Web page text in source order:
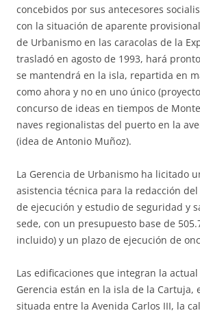
concebidos por sus antecesores
con la situación de aparente
de Urbanismo en las caracolas de la
trasladó en agosto de 1993, hará
se mantendrá en la isla, repartida en
como ahora y no en uno único
concurso de ideas en tiempos de
naves regionalistas del puerto en la
(idea de Antonio Muñoz).
La Gerencia de Urbanismo ha licitado
asistencia técnica para la redacción
de ejecución y estudio de seguridad y
sede, con un presupuesto base de
incluido) y un plazo de ejecución de
Las edificaciones que integran la
Gerencia están en la isla de la Cartuja,
situada entre la Avenida Carlos III, la